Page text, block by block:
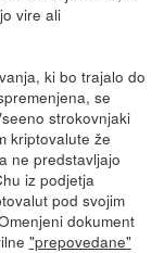
vire ali
ki bo trajalo do
se
strokovnjaki
kriptovalute že
ne predstavljajo
iz podjetja
pod svojim
dokument
"prepovedane"